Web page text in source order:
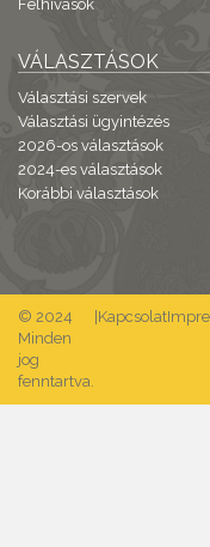
Felhívások
VÁLASZTÁSOK
Választási szervek
Választási ügyintézés
2026-os választások
2024-es választások
Korábbi választások
© 2024
Minden
jog
fenntartva.
Kapcsolat